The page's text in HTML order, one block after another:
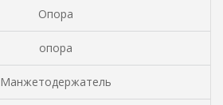
Опора
опора
Манжетодержатель